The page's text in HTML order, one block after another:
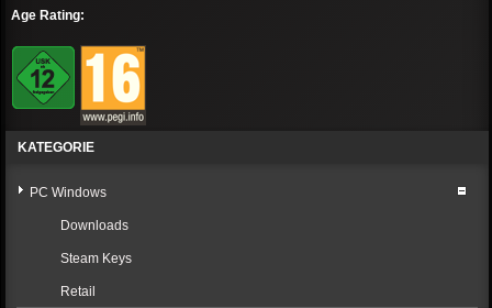
Age Rating:
KATEGORIE
PC Windows
Downloads
Steam Keys
Retail